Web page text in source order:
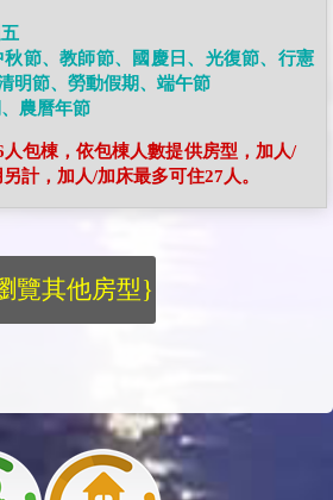
、教師節、國慶日、光復節、行憲
明節、勞動假期、端午節
農曆年節
包棟，依包棟人數提供房型，加人/
計，加人/加床最多可住27人。
覽其他房型}